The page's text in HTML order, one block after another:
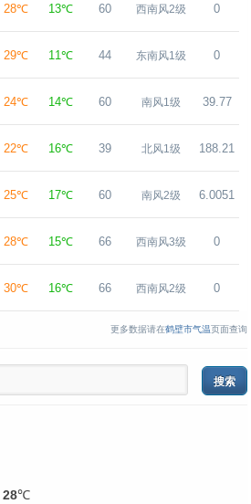
28℃ 13℃ 60 西南风2级 0
29℃ 11℃ 44 东南风1级 0
24℃ 14℃ 60 南风1级 39.77
22℃ 16℃ 39 北风1级 188.21
25℃ 17℃ 60 南风2级 6.0051
28℃ 15℃ 66 西南风3级 0
30℃ 16℃ 66 西南风2级 0
更多数据请在鹤壁市气温页面查询
28℃